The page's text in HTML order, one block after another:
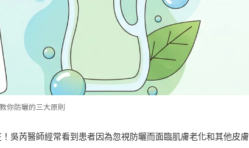
你防曬的三大原則
吳芮醫師經常看到患者因為忽視防曬而面臨肌膚老化和其他皮膚